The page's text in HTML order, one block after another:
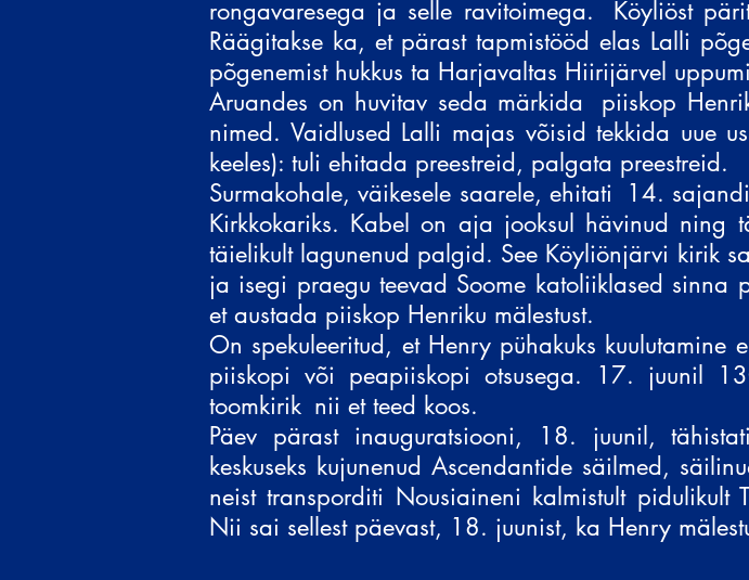
rongavaresega ja selle ravitoimega.
Köyliöst
Räägitakse ka, et pärast tapmistööd elas Lalli
põgenemist hukkus ta Harjavaltas Hiirijärvel
Aruandes on huvitav seda märkida
piiskop
nimed. Vaidlused Lalli majas võisid tekkida uue
keeles): tuli ehitada preestreid, palgata preestreid.
Surmakohale, väikesele saarele, ehitati
14.
Kirkkokariks. Kabel on aja jooksul hävinud ning
täielikult lagunenud palgid. See Köyliönjärvi kirik
ja isegi praegu teevad Soome katoliiklased
et austada piiskop Henriku mälestust.
On spekuleeritud, et Henry pühakuks kuulutamine
piiskopi või peapiiskopi otsusega. 17. juunil
toomkirik nii et teed koos.
Päev pärast inauguratsiooni, 18. juunil,
keskuseks kujunenud Ascendantide säilmed,
neist transporditi Nousiaineni kalmistult pidulikult
Nii sai sellest päevast, 18. juunist, ka Henry